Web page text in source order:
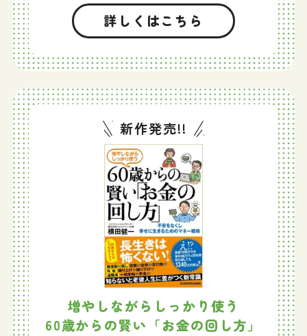
詳しくはこちら
新作発売!!
増やしながらしっかり使う
60歳からの賢い「お金の回し方」